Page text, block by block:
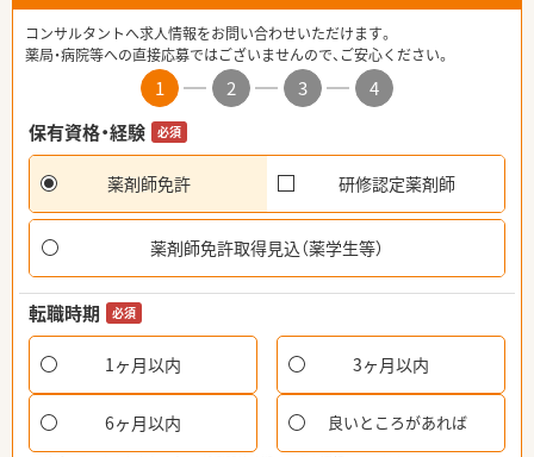
コンサルタントへ求人情報をお問い合わせいただけます。
薬局・病院等への直接応募ではございませんので、ご安心ください。
1 2 3
4
保有資格・経験
必須
薬剤師免許 研修認定薬剤師
薬剤師免許取得見込（薬学生等）
転職時期 必須
1ヶ月以内 3ヶ月以内
6ヶ月以内 良いところがあれば